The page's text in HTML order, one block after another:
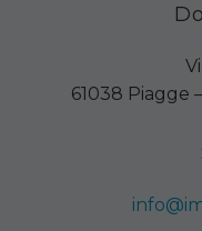
61038 Piagge